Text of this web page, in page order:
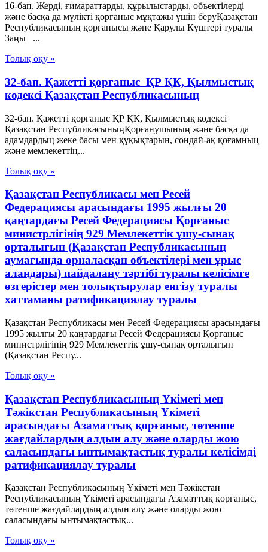
16-бап. Жердi, ғимараттарды, құрылыстарды, объектiлердi
және басқа да мүлікті қорғаныс мұқтажы үшiн беруҚазақстан
Республикасының қорғанысы және Қарулы Күштері туралы
Заңы ...
Толық оқу »
32-бап. Қажеттi қорғаныс ҚР ҚК, Қылмыстық
кодексi Қазақстан Республикасының
32-бап. Қажеттi қорғаныс ҚР ҚК, Қылмыстық кодексi
Қазақстан РеспубликасыныңҚорғанушының және басқа да
адамдардың жеке басы мен құқықтарын, сондай-ақ қоғамның
және мемлекеттің...
Толық оқу »
Қазақстан Республикасы мен Ресей
Федерациясы арасындағы 1995 жылғы 20
қаңтардағы Ресей Федерациясы Қорғаныс
министрлігінің 929 Мемлекеттік ұшу-сынақ
орталығын (Қазақстан Республикасының
аумағында орналасқан объектілері мен ұрыс
алаңдары) пайдалану тәртібі туралы келісімге
өзгерістер мен толықтырулар енгізу туралы
хаттаманы ратификациялау туралы
Қазақстан Республикасы мен Ресей Федерациясы арасындағы
1995 жылғы 20 қаңтардағы Ресей Федерациясы Қорғаныс
министрлігінің 929 Мемлекеттік ұшу-сынақ орталығын
(Қазақстан Респу...
Толық оқу »
Қазақстан Республикасының Үкіметі мен
Тәжікстан Республикасының Үкіметі
арасындағы Азаматтық қорғаныс, төтенше
жағдайлардың алдын алу және оларды жою
саласындағы ынтымақтастық туралы келісімді
ратификациялау туралы
Қазақстан Республикасының Үкіметі мен Тәжікстан
Республикасының Үкіметі арасындағы Азаматтық қорғаныс,
төтенше жағдайлардың алдын алу және оларды жою
саласындағы ынтымақтастық...
Толық оқу »